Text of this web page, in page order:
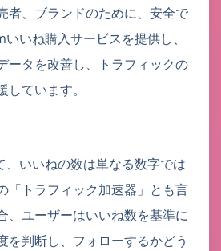
者、ブランドのために、安全で
いね購入サービスを提供し、
ータを改善し、トラフィックの
ています。
いいねの数は単なる数字では
「トラフィック加速器」とも言
、ユーザーはいいね数を基準に
を判断し、フォローするかどう